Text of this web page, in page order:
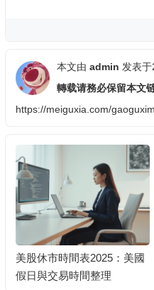
本文由 admin 发表
轉载请務必保留本文
https://meiguxia.com/
美股資訊透明度高嗎？如何
獲取可靠的上市公司資訊？